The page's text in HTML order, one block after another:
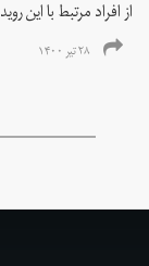
از افراد مرتبط با
۲۸ تیر ۱۴۰۰